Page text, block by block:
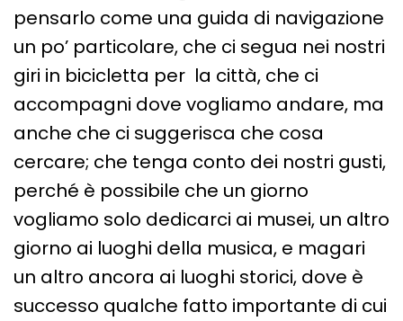
pensarlo come una guida di navigazione
un po’ particolare, che ci segua nei nostri
giri in bicicletta per la città, che ci
accompagni dove vogliamo andare, ma
anche che ci suggerisca che cosa
cercare; che tenga conto dei nostri gusti,
perché è possibile che un giorno
vogliamo solo dedicarci ai musei, un altro
giorno ai luoghi della musica, e magari
un altro ancora ai luoghi storici, dove è
successo qualche fatto importante di cui